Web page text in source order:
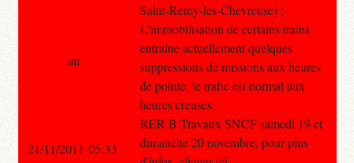
Saint-Remy-les-Chevreuse) :
L'immobilisation de certains trains
entraine actuellement quelques
suppressions de missions aux heures
de pointe, le trafic est normal aux
heures creuses.
RER B Travaux SNCF samedi 19 et
dimanche 20 novembre, pour plus
au
21/11/2011 05:33